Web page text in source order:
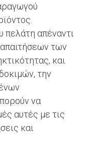
πελάτη απέναντι
των
και
την
να
αυτές με τις
και